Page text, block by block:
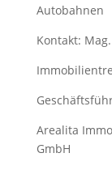
Autobahnen
Kontakt:
Arealita
GmbH